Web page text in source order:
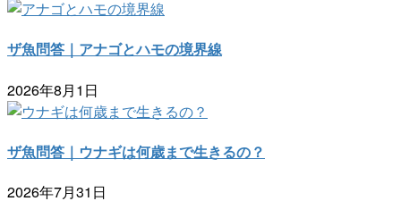
ザ魚問答｜アナゴとハモの境界線
2026年8月1日
ザ魚問答｜ウナギは何歳まで生きるの？
2026年7月31日